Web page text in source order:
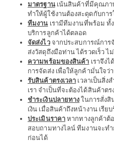
มาตรฐานเน้นสินค้าที่มีคุณภา
ทำให้ผู้ใช้งานต้องสะดุดกับการ
ทีมงาน เรามีทีมงานที่พร้อม ทั้
บริการลูกค้าได้ตลอด
จัดส่งไวจากประสบการณ์การ
ส่งวัสดุถึงมือท่าน ได้รวดเร็ว ไ
ความพร้อมของสินค้า เราจึง
การจัดส่ง เพื่อให้ลูกค้ามั่นใจว่
รับสินค้าตรงเวลา เวลาเป็นสิ่
เรา จำเป็นที่จะต้องได้สินค้าต
ชำระเงินปลายทาง ในการสั่งสิ
เงิน เมื่อสินค้าถึงหน้างาน เรีย
ประเมินราคา หากทางลูกค้าต้
สอบถามทางไลน์ ทีมงานจะท
ก่อนได้